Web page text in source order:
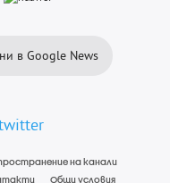
в Google News
на канали
Общи условия